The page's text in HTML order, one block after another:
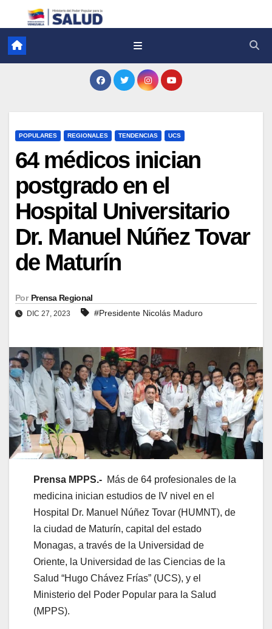
POPULARES REGIONALES TENDENCIAS UCS
64 médicos inician
postgrado en el
Hospital Universitario
Dr. Manuel Núñez Tovar
de Maturín
Por Prensa Regional
DIC 27, 2023 #Presidente Nicolás Maduro
Prensa MPPS.- Más de 64 profesionales de la
medicina inician estudios de IV nivel en el
Hospital Dr. Manuel Núñez Tovar (HUMNT), de
la ciudad de Maturín, capital del estado
Monagas, a través de la Universidad de
Oriente, la Universidad de las Ciencias de la
Salud “Hugo Chávez Frías” (UCS), y el
Ministerio del Poder Popular para la Salud
(MPPS).